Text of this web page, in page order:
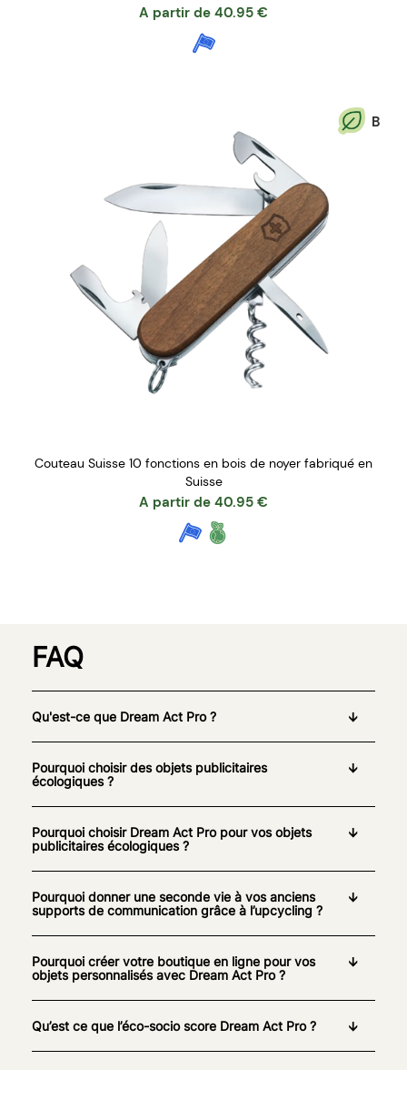
A partir de 40.95 €
B
Couteau Suisse 10 fonctions en bois de noyer fabriqué en
Suisse
A partir de 40.95 €
FAQ
Qu'est-ce que Dream Act Pro ?
Pourquoi choisir des objets publicitaires
écologiques ?
Pourquoi choisir Dream Act Pro pour vos objets
publicitaires écologiques ?
Pourquoi donner une seconde vie à vos anciens
supports de communication grâce à l’upcycling ?
Pourquoi créer votre boutique en ligne pour vos
objets personnalisés avec Dream Act Pro ?
Qu’est ce que l’éco-socio score Dream Act Pro ?